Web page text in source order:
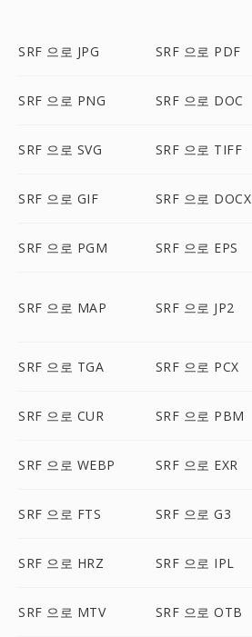
SRF 으로 JPG SRF 으로 PDF
SRF 으로 PNG SRF 으로 DOC
SRF 으로 SVG SRF 으로 TIFF
SRF 으로 GIF SRF 으로 DOCX
SRF 으로 PGM SRF 으로 EPS
SRF 으로 MAP SRF 으로 JP2
SRF 으로 TGA SRF 으로 PCX
SRF 으로 CUR SRF 으로 PBM
SRF 으로 WEBP SRF 으로 EXR
SRF 으로 FTS SRF 으로 G3
SRF 으로 HRZ SRF 으로 IPL
SRF 으로 MTV SRF 으로 OTB